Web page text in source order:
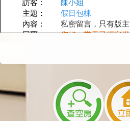
訪客：
陳小姐
主題：
假日包棟
內容：
私密留言，只有版
回覆：
您好，當天已經客
代收
您好，8/13-8/14已
料嗎？8/13約下午3-
可以喔